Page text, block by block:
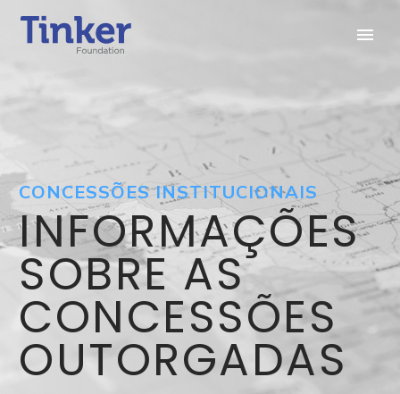
CONCESSÕES INSTITUCIONAIS
INFORMAÇÕES
SOBRE AS
CONCESSÕES
OUTORGADAS